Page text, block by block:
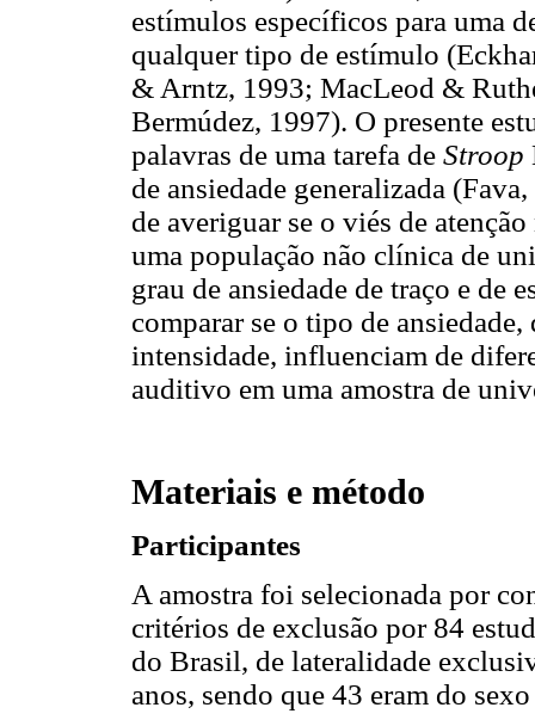
estímulos específicos para uma
qualquer tipo de estímulo
& Arntz, 1993; MacLeod &
Bermúdez, 1997). O presente
palavras de uma tarefa de Stroop
de ansiedade generalizada
de averiguar se o viés de
uma população não clínica de
grau de ansiedade de traço e
comparar se o tipo de
intensidade, influenciam de
auditivo em uma amostra de
Materiais e método
Participantes
A amostra foi selecionada por
critérios de exclusão por 84
do Brasil, de lateralidade
anos, sendo que 43 eram do